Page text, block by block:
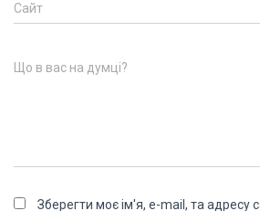
Сайт
Що в вас на думці?
Зберегти моє ім'я, e-mail, та адресу